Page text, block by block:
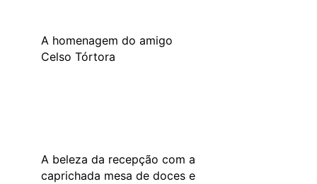
A homenagem do amigo
Celso Tórtora
A beleza da recepção com a
caprichada mesa de doces e